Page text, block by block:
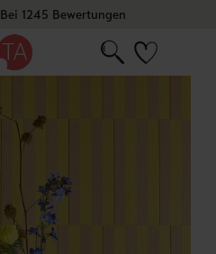
Bei 1245 Bewertungen